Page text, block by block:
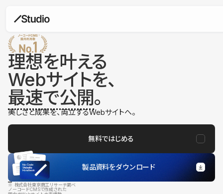
理想を叶える
Webサイトを、
最速で公開。
美しさと成果を、両立するWebサイトへ。
無料ではじめる
製品資料をダウンロード
※ 株式会社東京商工リサーチ調べ
ノーコードCMSで作成された